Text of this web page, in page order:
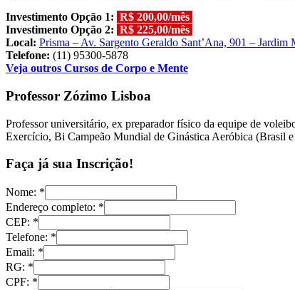
Investimento Opção 1: R$ 200,00/mês
Investimento Opção 2: R$ 225,00/mês
Local: Prisma – Av. Sargento Geraldo Sant’Ana, 901 – Jardim
Telefone: (11) 95300-5878
Veja outros Cursos de Corpo e Mente
Professor Zózimo Lisboa
Professor universitário, ex preparador físico da equipe de
Exercício, Bi Campeão Mundial de Ginástica Aeróbica (Brasil
Faça já sua Inscrição!
Nome: *
Endereço completo: *
CEP: *
Telefone: *
Email: *
RG: *
CPF: *